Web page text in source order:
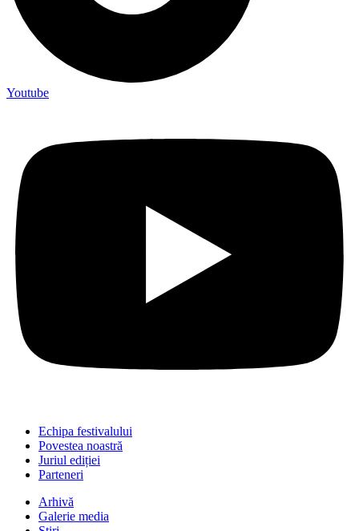
Youtube
Echipa festivalului
Povestea noastră
Juriul ediției
Parteneri
Arhivă
Galerie media